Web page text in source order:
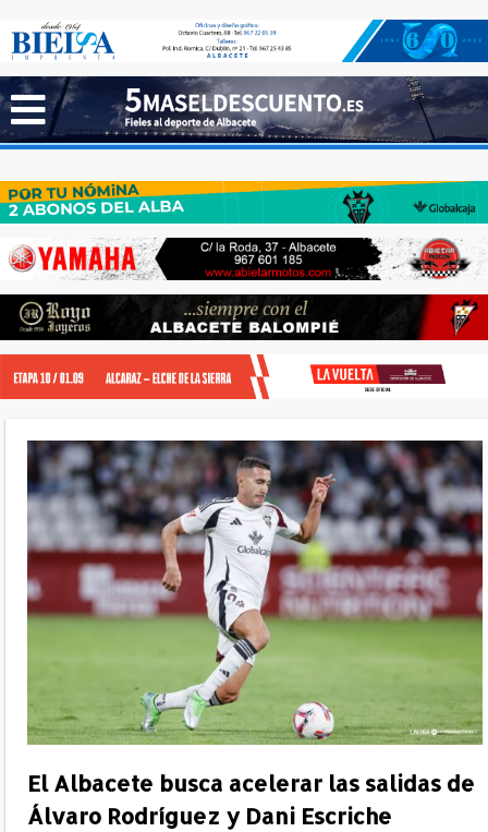
El Albacete busca acelerar las salidas de
Álvaro Rodríguez y Dani Escriche